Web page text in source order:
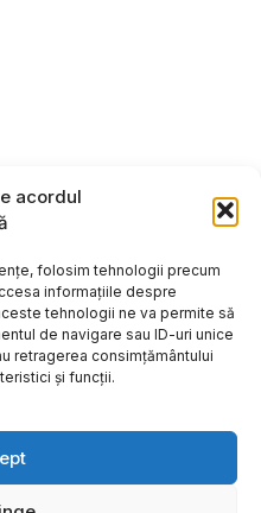
acordul
folosim tehnologii precum
informațiile despre
tehnologii ne va permite să
de navigare sau ID-uri unice
retragerea consimțământului
și funcții.